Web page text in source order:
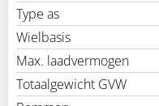
Type as
Wielbasis
Max. laadvermogen
Totaalgewicht GVW